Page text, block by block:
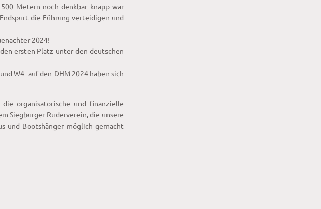
Metern noch denkbar knapp war
die Führung verteidigen und
2024!
ersten Platz unter den deutschen
W4- auf den DHM 2024 haben sich
organisatorische und finanzielle
Siegburger Ruderverein, die unsere
und Bootshänger möglich gemacht